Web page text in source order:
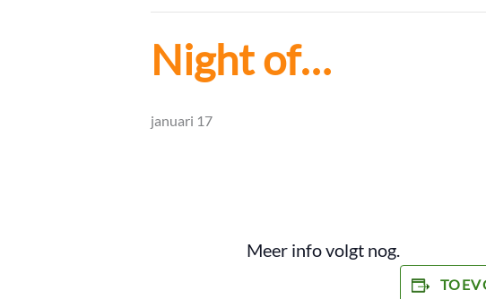
Night of…
januari 17
Meer info volgt nog.